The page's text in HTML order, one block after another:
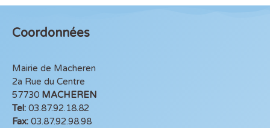
Coordonnées
Mairie de Macheren
2a Rue du Centre
57730 MACHEREN
Tel: 03.87.92.18.82
Fax: 03.87.92.98.98